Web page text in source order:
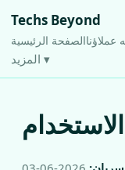
Techs Beyond
الصفحة الرئيسيةعملاؤنا
المزيد ▾